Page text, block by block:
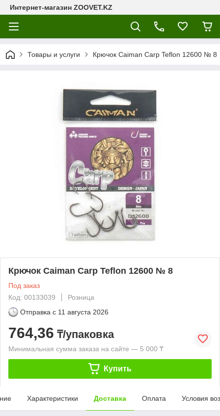
Интернет-магазин ZOOVET.KZ
Товары и услуги Крючок Caiman Carp Teflon 12600 № 8
Крючок Caiman Carp Teflon 12600 № 8
Под заказ
Код: 00133039
Розница
Отправка с 11 августа 2026
764,36 ₸/упаковка
Минимальная сумма заказа на сайте — 5 000 ₸
Купить
Характеристики Доставка Оплата Условия